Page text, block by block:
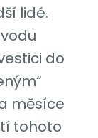
lidé.
do
měsíce
tohoto